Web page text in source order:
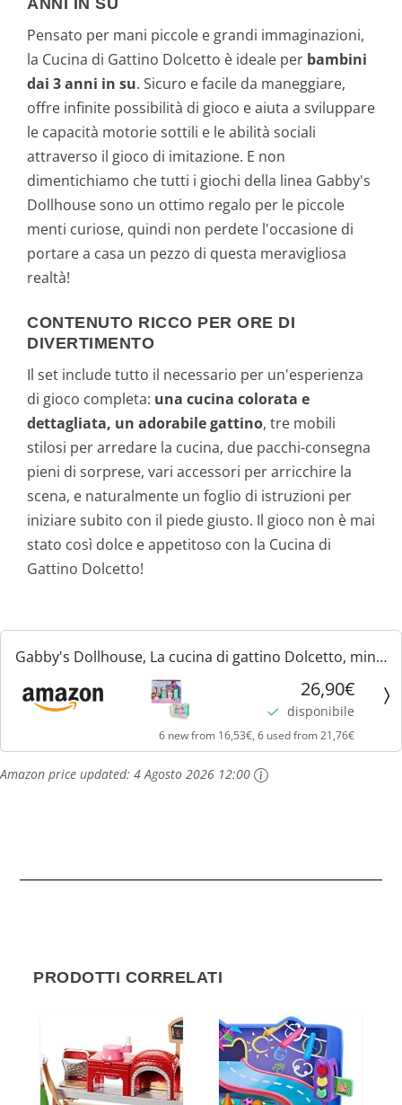
Pensato per mani piccole e grandi immaginazioni,
la Cucina di Gattino Dolcetto è ideale per bambini
dai 3 anni in su. Sicuro e facile da maneggiare,
offre infinite possibilità di gioco e aiuta a sviluppare
le capacità motorie sottili e le abilità sociali
attraverso il gioco di imitazione. E non
dimentichiamo che tutti i giochi della linea Gabby's
Dollhouse sono un ottimo regalo per le piccole
menti curiose, quindi non perdete l'occasione di
portare a casa un pezzo di questa meravigliosa
realtà!
CONTENUTO RICCO PER ORE DI
DIVERTIMENTO
Il set include tutto il necessario per un'esperienza
di gioco completa: una cucina colorata e
dettagliata, un adorabile gattino, tre mobili
stilosi per arredare la cucina, due pacchi-consegna
pieni di sorprese, vari accessori per arricchire la
scena, e naturalmente un foglio di istruzioni per
iniziare subito con il piede giusto. Il gioco non è mai
stato così dolce e appetitoso con la Cucina di
Gattino Dolcetto!
Gabby's Dollhouse, La cucina di gattino Dolcetto, mini
playset stanze della casa, giochi per bambini dai 3 anni
in su
26,90€
disponibile
6 new from 16,53€, 6 used from 21,76€
Amazon price updated: 4 Agosto 2026 12:00
PRODOTTI CORRELATI